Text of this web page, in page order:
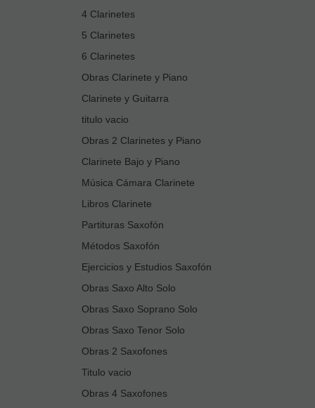
4 Clarinetes
5 Clarinetes
6 Clarinetes
Obras Clarinete y Piano
Clarinete y Guitarra
titulo vacio
Obras 2 Clarinetes y Piano
Clarinete Bajo y Piano
Música Cámara Clarinete
Libros Clarinete
Partituras Saxofón
Métodos Saxofón
Ejercicios y Estudios Saxofón
Obras Saxo Alto Solo
Obras Saxo Soprano Solo
Obras Saxo Tenor Solo
Obras 2 Saxofones
Titulo vacio
Obras 4 Saxofones